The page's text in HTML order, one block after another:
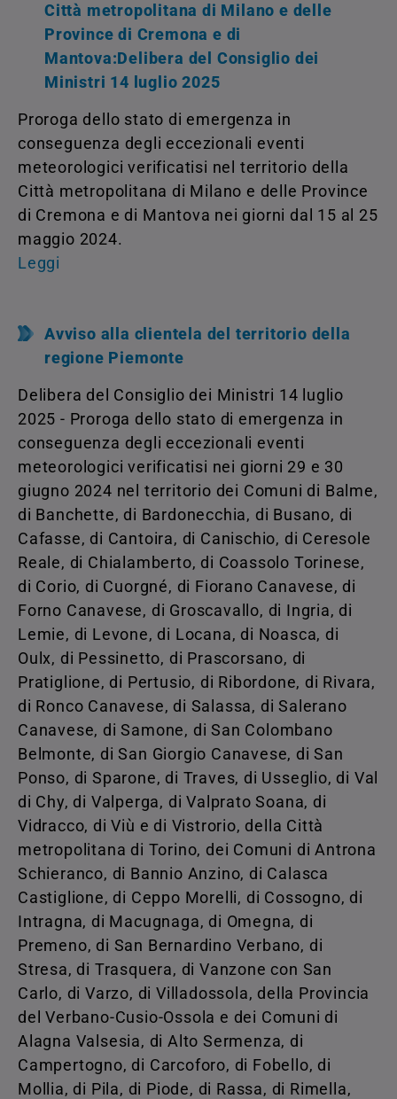
Città metropolitana di Milano e delle
Province di Cremona e di
Mantova:Delibera del Consiglio dei
Ministri 14 luglio 2025
Proroga dello stato di emergenza in
conseguenza degli eccezionali eventi
meteorologici verificatisi nel territorio della
Città metropolitana di Milano e delle Province
di Cremona e di Mantova nei giorni dal 15 al 25
maggio 2024.
Leggi
Avviso alla clientela del territorio della
regione Piemonte
Delibera del Consiglio dei Ministri 14 luglio
2025 - Proroga dello stato di emergenza in
conseguenza degli eccezionali eventi
meteorologici verificatisi nei giorni 29 e 30
giugno 2024 nel territorio dei Comuni di Balme,
di Banchette, di Bardonecchia, di Busano, di
Cafasse, di Cantoira, di Canischio, di Ceresole
Reale, di Chialamberto, di Coassolo Torinese,
di Corio, di Cuorgné, di Fiorano Canavese, di
Forno Canavese, di Groscavallo, di Ingria, di
Lemie, di Levone, di Locana, di Noasca, di
Oulx, di Pessinetto, di Prascorsano, di
Pratiglione, di Pertusio, di Ribordone, di Rivara,
di Ronco Canavese, di Salassa, di Salerano
Canavese, di Samone, di San Colombano
Belmonte, di San Giorgio Canavese, di San
Ponso, di Sparone, di Traves, di Usseglio, di Val
di Chy, di Valperga, di Valprato Soana, di
Vidracco, di Viù e di Vistrorio, della Città
metropolitana di Torino, dei Comuni di Antrona
Schieranco, di Bannio Anzino, di Calasca
Castiglione, di Ceppo Morelli, di Cossogno, di
Intragna, di Macugnaga, di Omegna, di
Premeno, di San Bernardino Verbano, di
Stresa, di Trasquera, di Vanzone con San
Carlo, di Varzo, di Villadossola, della Provincia
del Verbano-Cusio-Ossola e dei Comuni di
Alagna Valsesia, di Alto Sermenza, di
Campertogno, di Carcoforo, di Fobello, di
Mollia, di Pila, di Piode, di Rassa, di Rimella,